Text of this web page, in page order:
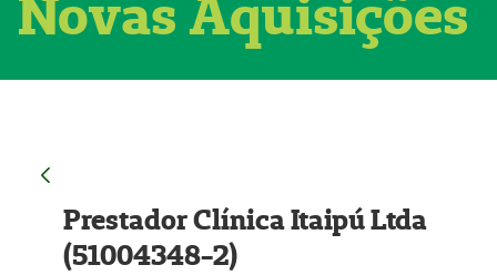
Prestador Clínica Itaipú Ltda
(51004348-2)